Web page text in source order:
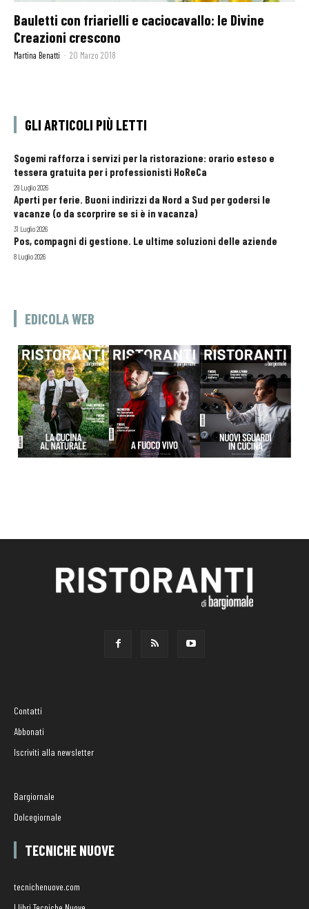
Bauletti con friarielli e caciocavallo: le Divine
Creazioni crescono
Martina Benatti - 20 Marzo 2018
GLI ARTICOLI PIÙ LETTI
Sogemi rafforza i servizi per la ristorazione: orario esteso e
tessera gratuita per i professionisti HoReCa
29 Luglio 2026
Aperti per ferie. Buoni indirizzi da Nord a Sud per godersi le
vacanze (o da scorprire se si è in vacanza)
31 Luglio 2026
Pos, compagni di gestione. Le ultime soluzioni delle aziende
8 Luglio 2026
EDICOLA WEB
Contatti
Abbonati
Iscriviti alla newsletter
Bargiornale
Dolcegiornale
TECNICHE NUOVE
tecnichenuove.com